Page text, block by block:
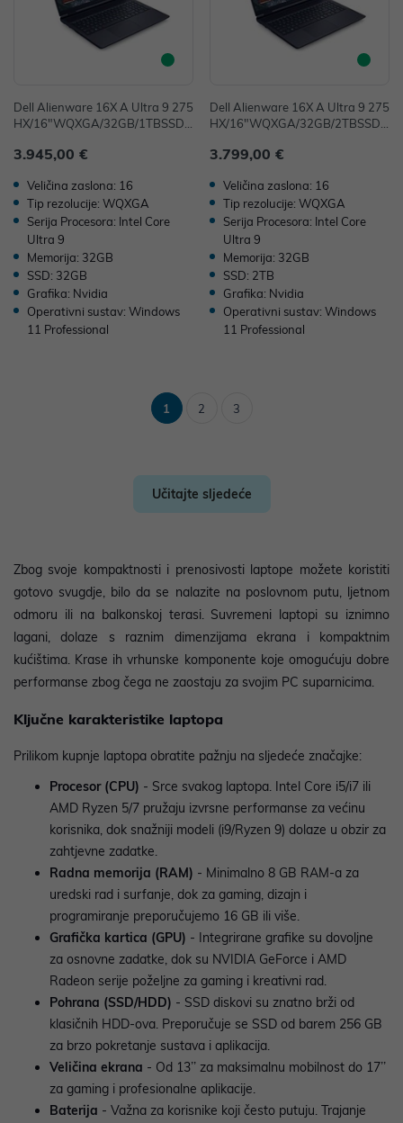
Dell Alienware 16X A Ultra 9 275
HX/16"WQXGA/32GB/1TBSSD/
3.945,00 €
Veličina zaslona: 16
Tip rezolucije: WQXGA
Serija Procesora: Intel Core
Ultra 9
Memorija: 32GB
SSD: 32GB
Grafika: Nvidia
Operativni sustav: Windows
11 Professional
Dell Alienware 16X A Ultra 9 275
HX/16"WQXGA/32GB/2TBSSD/
3.799,00 €
Veličina zaslona: 16
Tip rezolucije: WQXGA
Serija Procesora: Intel Core
Ultra 9
Memorija: 32GB
SSD: 2TB
Grafika: Nvidia
Operativni sustav: Windows
11 Professional
1 2 3
Učitajte sljedeće
Zbog svoje kompaktnosti i prenosivosti laptope možete koristiti
gotovo svugdje, bilo da se nalazite na poslovnom putu, ljetnom
odmoru ili na balkonskoj terasi. Suvremeni laptopi su iznimno
lagani, dolaze s raznim dimenzijama ekrana i kompaktnim
kućištima. Krase ih vrhunske komponente koje omogućuju dobre
performanse zbog čega ne zaostaju za svojim PC suparnicima.
Ključne karakteristike laptopa
Prilikom kupnje laptopa obratite pažnju na sljedeće značajke:
Procesor (CPU) - Srce svakog laptopa. Intel Core i5/i7 ili
AMD Ryzen 5/7 pružaju izvrsne performanse za većinu
korisnika, dok snažniji modeli (i9/Ryzen 9) dolaze u obzir za
zahtjevne zadatke.
Radna memorija (RAM) - Minimalno 8 GB RAM-a za
uredski rad i surfanje, dok za gaming, dizajn i
programiranje preporučujemo 16 GB ili više.
Grafička kartica (GPU) - Integrirane grafike su dovoljne
za osnovne zadatke, dok su NVIDIA GeForce i AMD
Radeon serije poželjne za gaming i kreativni rad.
Pohrana (SSD/HDD) - SSD diskovi su znatno brži od
klasičnih HDD-ova. Preporučuje se SSD od barem 256 GB
za brzo pokretanje sustava i aplikacija.
Veličina ekrana - Od 13’’ za maksimalnu mobilnost do 17’’
za gaming i profesionalne aplikacije.
Baterija - Važna za korisnike koji često putuju. Trajanje